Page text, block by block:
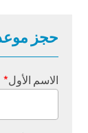
حجز
الاسم الأول*